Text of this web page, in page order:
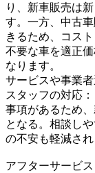
り、新車販売は
す。一方、中古
きるため、コス
不要な車を適正
なります。
サービスや事業
スタッフの対応
事項があるため
となる。相談し
の不安も軽減され
アフターサービ